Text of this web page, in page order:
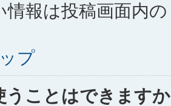
情報は投稿画面内
プ
うことはできます